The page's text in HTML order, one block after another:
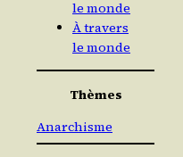
le monde
À travers
le monde
Thèmes
Anarchisme